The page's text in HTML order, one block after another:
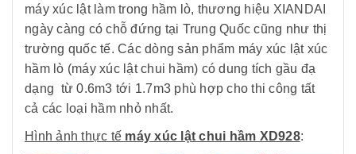
máy xúc lật làm trong hầm lò, thương hiệu XIANDAI
ngày càng có chỗ đứng tại Trung Quốc cũng như thị
trường quốc tế. Các dòng sản phẩm máy xúc lật xúc
hầm lò (máy xúc lật chui hầm) có dung tích gầu đạ
dạng từ 0.6m3 tới 1.7m3 phù hợp cho thi công tất
cả các loại hầm nhỏ nhất.
Hình ảnh thực tế máy xúc lật chui hầm XD928: